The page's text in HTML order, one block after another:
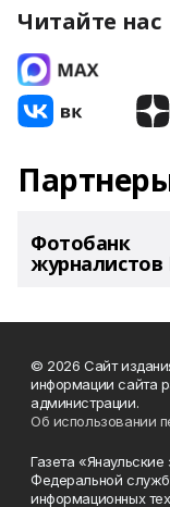
Читайте нас
Фотобанк
журналистов
© 2026 Сайт
информации сайта
администрации.
Об использовании
Газета
Федеральной
информационных